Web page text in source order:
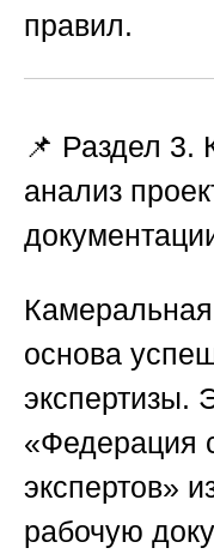
правил.
📌 Раздел 3.
анализ
основа
экспертизы.
«Федерация
экспертов»
рабочую